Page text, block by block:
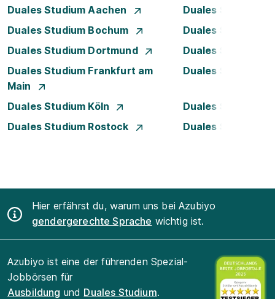
Duales Studium Aachen
Duales Studium
Duales Studium Bochum
Duales Studium
Duales Studium Dortmund
Duales Studium
Duales Studium Frankfurt am
Main
Duales Studium
Duales Studium Köln
Duales Studium
Duales Studium Rostock
Duales Studium
Hier erfährst du, warum uns bei Azubiyo
gendergerechte Sprache wichtig ist.
Azubiyo ist eine der führenden Spezial-
Jobbörsen für
Ausbildung und Duales Studium.